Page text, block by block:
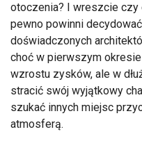
otoczenia? I wreszcie czy
pewno powinni
doświadczonych
choć w pierwszym
wzrostu zysków, ale w
stracić swój wyjątkowy
szukać innych miejsc
atmosferą.